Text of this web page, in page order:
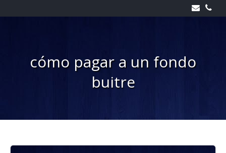
to
cómo pagar a un fondo
buitre